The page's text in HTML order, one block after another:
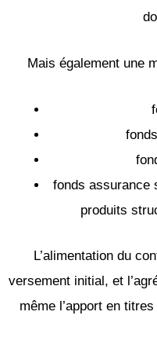
Mais également une
fonds assurance
produits
L’alimentation du
versement initial, et
même l’apport en